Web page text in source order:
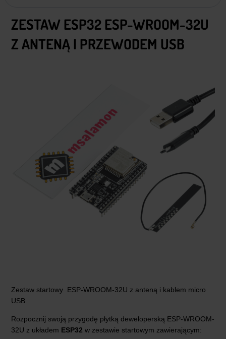
ZESTAW ESP32 ESP-WROOM-32U
Z ANTENĄ I PRZEWODEM USB
Zestaw startowy ESP-WROOM-32U z anteną i kablem micro
USB.
Rozpocznij swoją przygodę płytką deweloperską ESP-WROOM-
32U z układem ESP32 w zestawie startowym zawierającym: